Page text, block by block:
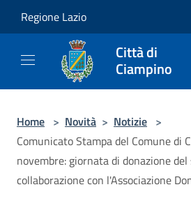
Regione Lazio
Città di
Ciampino
Home > Novità > Notizie >
Comunicato Stampa del Comune di
novembre: giornata di donazione
collaborazione con l'Associazione